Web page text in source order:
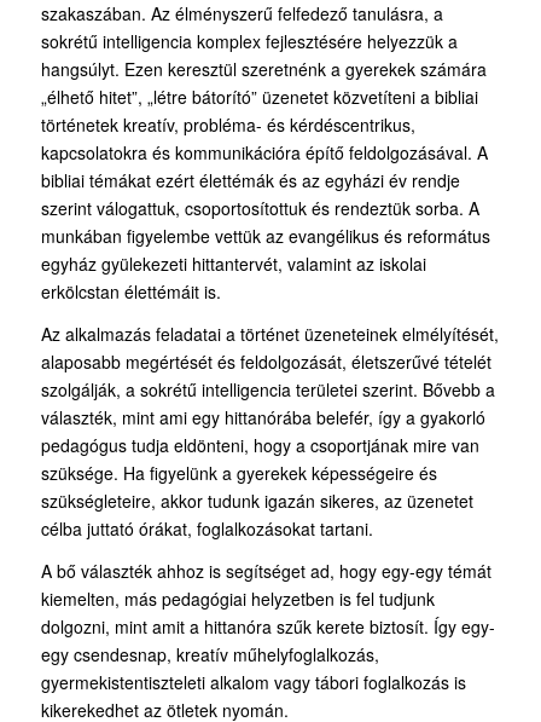
szakaszában. Az élményszerű felfedező tanulásra, a
sokrétű intelligencia komplex fejlesztésére helyezzük a
hangsúlyt. Ezen keresztül szeretnénk a gyerekek számára
„élhető hitet”, „létre bátorító” üzenetet közvetíteni a bibliai
történetek kreatív, probléma- és kérdéscentrikus,
kapcsolatokra és kommunikációra építő feldolgozásával. A
bibliai témákat ezért élettémák és az egyházi év rendje
szerint válogattuk, csoportosítottuk és rendeztük sorba. A
munkában figyelembe vettük az evangélikus és református
egyház gyülekezeti hittantervét, valamint az iskolai
erkölcstan élettémáit is.
Az alkalmazás feladatai a történet üzeneteinek elmélyítését,
alaposabb megértését és feldolgozását, életszerűvé tételét
szolgálják, a sokrétű intelligencia területei szerint. Bővebb a
választék, mint ami egy hittanórába belefér, így a gyakorló
pedagógus tudja eldönteni, hogy a csoportjának mire van
szüksége. Ha figyelünk a gyerekek képességeire és
szükségleteire, akkor tudunk igazán sikeres, az üzenetet
célba juttató órákat, foglalkozásokat tartani.
A bő választék ahhoz is segítséget ad, hogy egy-egy témát
kiemelten, más pedagógiai helyzetben is fel tudjunk
dolgozni, mint amit a hittanóra szűk kerete biztosít. Így egy-
egy csendesnap, kreatív műhelyfoglalkozás,
gyermekistentiszteleti alkalom vagy tábori foglalkozás is
kikerekedhet az ötletek nyomán.